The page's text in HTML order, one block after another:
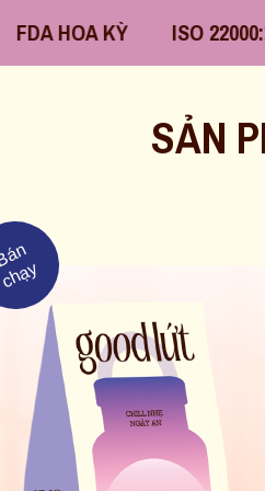
ISO 22000:2018 0
SẢN
y